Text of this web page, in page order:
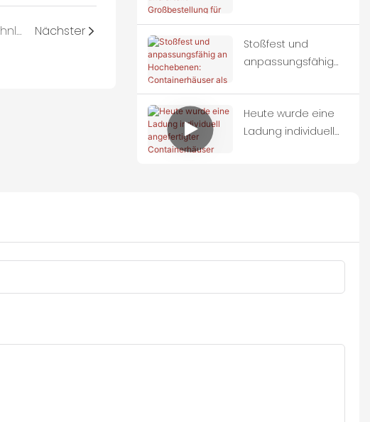
Containerhäuser: Die bezahlbare Wohnlösung, die die Ängste des modernen Lebens lindert Nächster
Großbestellung für
Containerhäuser
Stoßfest und
anpassungsfähig
Containerhäuser als
ideale Unterkünfte
für
Heute wurde eine
Ladung individuell